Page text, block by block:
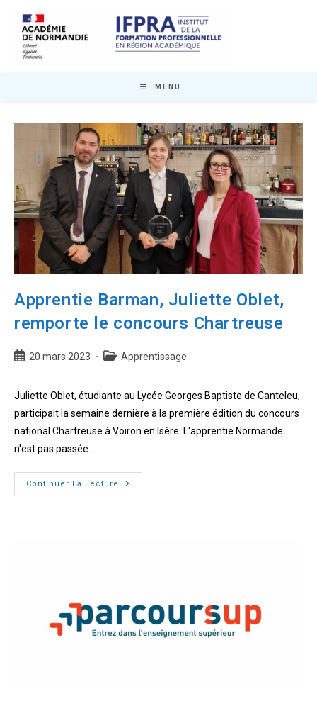
content
MENU
Apprentie Barman, Juliette Oblet,
remporte le concours Chartreuse
Publication
20 mars 2023
PostApprentissage
Juliette Oblet, étudiante au Lycée Georges Baptiste de Canteleu,
participait la semaine dernière à la première édition du concours
national Chartreuse à Voiron en Isère. L'apprentie Normande
n'est pas passée…
Continuer La Lecture
Barman,
Chartreuse